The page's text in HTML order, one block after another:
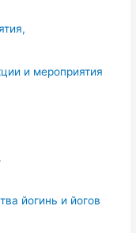
и мероприятия
йогинь и йогов